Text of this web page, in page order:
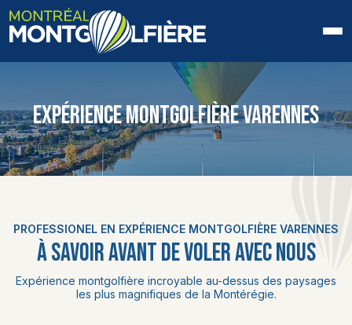
QUI SOMMES-NOUS
FAQ
PHOTOS ET VIDÉOS
CONTACT
EXPÉRIENCE MONTGOLFIÈRE VARENNES
PROFESSIONEL EN EXPÉRIENCE MONTGOLFIÈRE VARENNES
À SAVOIR AVANT DE VOLER AVEC NOUS
Expérience montgolfière incroyable au-dessus des paysages
les plus magnifiques de la Montérégie.